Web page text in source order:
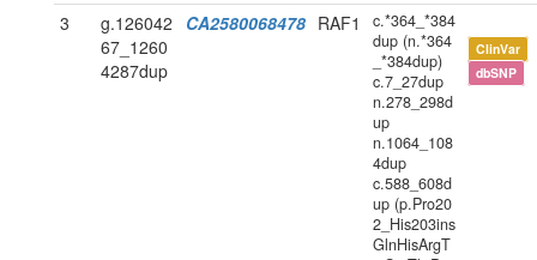
3
g.126042
67_1260
4287dup
CA2580068478 RAF1
c.*364_*384
dup (n.*364
_*384dup)
c.7_27dup
n.278_298d
up
n.1064_108
4dup
c.588_608d
up (p.Pro20
2_His203ins
GlnHisArgT
ClinVar
dbSNP